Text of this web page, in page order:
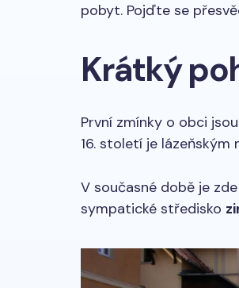
pobyt. Pojďte se
Krátký
První zmínky o obci
16. století je
V současné době je
sympatické středisko